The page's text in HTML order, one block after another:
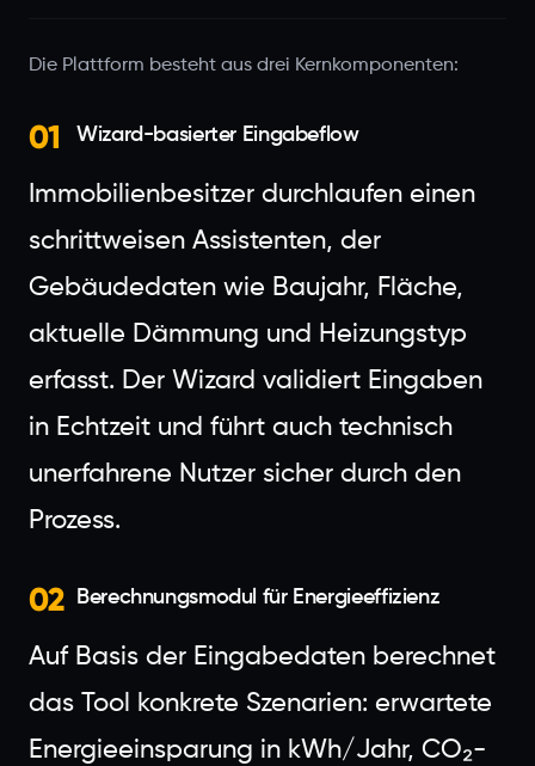
Die Plattform besteht aus drei Kernkomponenten:
01 Wizard-basierter Eingabeflow
Immobilienbesitzer durchlaufen einen
schrittweisen Assistenten, der
Gebäudedaten wie Baujahr, Fläche,
aktuelle Dämmung und Heizungstyp
erfasst. Der Wizard validiert Eingaben
in Echtzeit und führt auch technisch
unerfahrene Nutzer sicher durch den
Prozess.
02 Berechnungsmodul für Energieeffizienz
Auf Basis der Eingabedaten berechnet
das Tool konkrete Szenarien: erwartete
Energieeinsparung in kWh/Jahr, CO₂-